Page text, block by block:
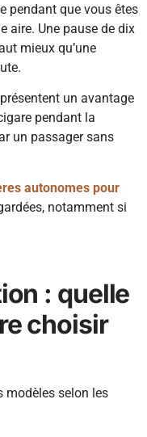
pendant que vous êtes
aire. Une pause de dix
mieux qu’une
un avantage
pendant la
un passager sans
autonomes pour
notamment si
: quelle
choisir
modèles selon les